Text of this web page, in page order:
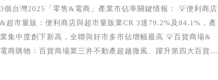
3個台灣2025「零售&電商」產業市佔率關鍵情報： 💡便利商店
&超市量販：便利商店與超市量販業CR 3達79.2%及84.1%，產
業集中度創下新高，全聯與好市多市佔增幅最高 💡百貨商場&
電商購物：百貨商場業三井不動產超越微風、躍升第四大百貨集